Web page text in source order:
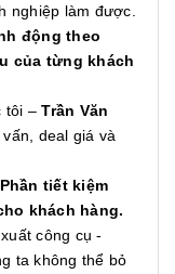
nghiệp làm được.
động theo
của từng khách
tôi –Trần Văn
deal giá và
tiết kiệm
khách hàng.
công cụ -
ta không thể bỏ